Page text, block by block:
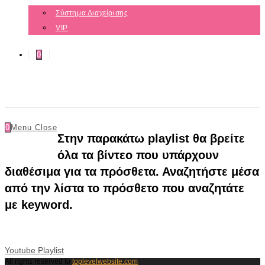
Σύστημα Διαχείρισης
VIP
0
0 Menu Close
Στην παρακάτω playlist θα βρείτε
όλα τα βίντεο που υπάρχουν
διαθέσιμα για τα πρόσθετα. Αναζητήστε μέσα
από την λίστα το πρόσθετο που αναζητάτε
με keyword.
Youtube Playlist
All rights reserved to toplevelwebsite.com